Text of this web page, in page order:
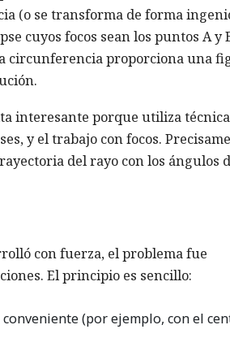
(o se transforma de forma
cuyos focos sean los puntos A y
circunferencia proporciona una
interesante porque utiliza
y el trabajo con focos.
del rayo con los ángulos
con fuerza, el problema fue
El principio es sencillo:
(por ejemplo, con el